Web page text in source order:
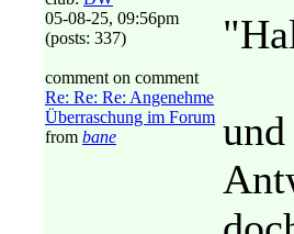
05-08-25, 09:56pm
(posts: 337)
comment on comment
Re: Re: Re: Angenehme
Überraschung im Forum
from bane